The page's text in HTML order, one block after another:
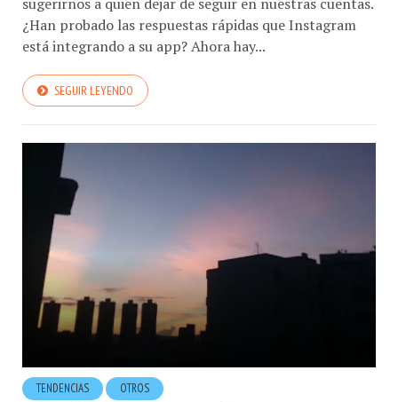
¿Han probado las respuestas rápidas que Instagram
está integrando a su app? Ahora hay...
SEGUIR LEYENDO
TENDENCIAS OTROS